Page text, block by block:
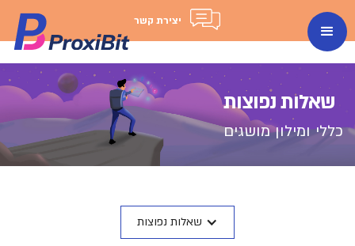
יצירת קשר
שאלות נפוצות
כללי ומילון מושגים
שאלות נפוצות